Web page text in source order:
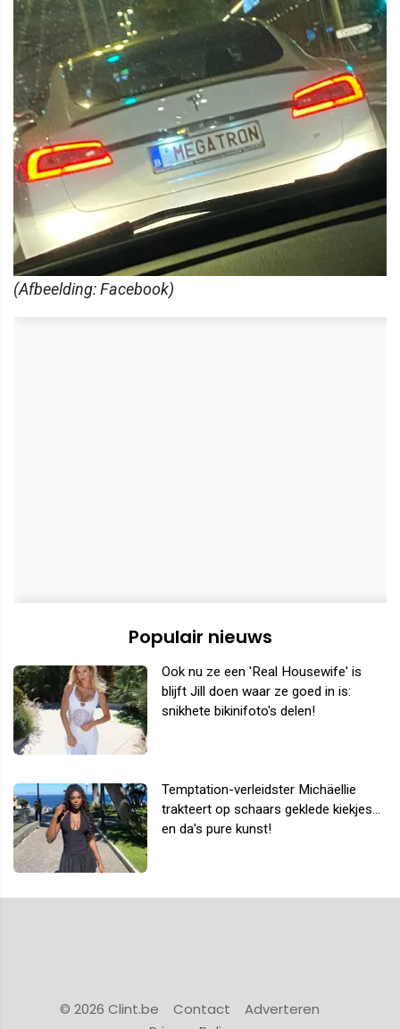
(Afbeelding: Facebook)
Populair nieuws
Ook nu ze een 'Real Housewife' is
blijft Jill doen waar ze goed in is:
snikhete bikinifoto's delen!
Temptation-verleidster Michäellie
trakteert op schaars geklede kiekjes...
en da's pure kunst!
© 2026 Clint.be Contact
Adverteren